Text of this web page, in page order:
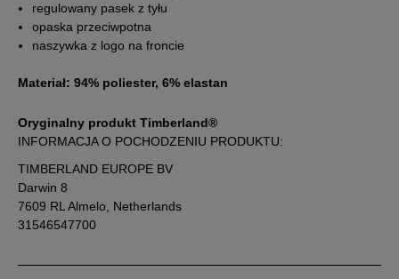
regulowany pasek z tyłu
opaska przeciwpotna
naszywka z logo na froncie
Materiał: 94% poliester, 6% elastan
Oryginalny produkt Timberland®
INFORMACJA O POCHODZENIU PRODUKTU:
TIMBERLAND EUROPE BV
Darwin 8
7609 RL Almelo, Netherlands
31546547700